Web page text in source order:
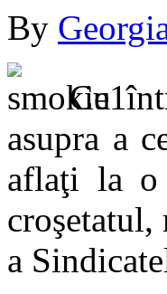
By
Cu
asupra a
aflaţi la o
croşetatul,
a